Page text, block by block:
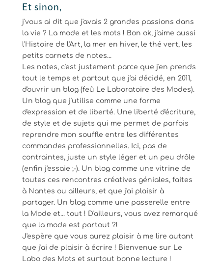
Et sinon,
j'vous ai dit que j'avais 2 grandes passions dans
la vie ? La mode et les mots ! Bon ok, j'aime aussi
l'Histoire de l'Art, la mer en hiver, le thé vert, les
petits carnets de notes...
Les notes, c'est justement parce que j'en prends
tout le temps et partout que j'ai décidé, en 2011,
d'ouvrir un blog (feû Le Laboratoire des Modes).
Un blog que j'utilise comme une forme
d'expression et de liberté. Une liberté d'écriture,
de style et de sujets qui me permet de parfois
reprendre mon souffle entre les différentes
commandes professionnelles. Ici, pas de
contraintes, juste un style léger et un peu drôle
(enfin j'essaie ;-). Un blog comme une vitrine de
toutes ces rencontres créatives géniales, faites
à Nantes ou ailleurs, et que j'ai plaisir à
partager. Un blog comme une passerelle entre
la Mode et... tout ! D'ailleurs, vous avez remarqué
que la mode est partout ?!
J'espère que vous aurez plaisir à me lire autant
que j'ai de plaisir à écrire ! Bienvenue sur Le
Labo des Mots et surtout bonne lecture !